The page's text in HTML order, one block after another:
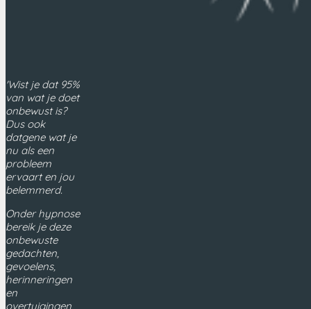
'Wist je dat 95%
van wat je doet
onbewust is?
Dus ook
datgene wat je
nu als een
probleem
ervaart en jou
belemmerd.
Onder hypnose
bereik je deze
onbewuste
gedachten,
gevoelens,
herinneringen
en
overtuigingen